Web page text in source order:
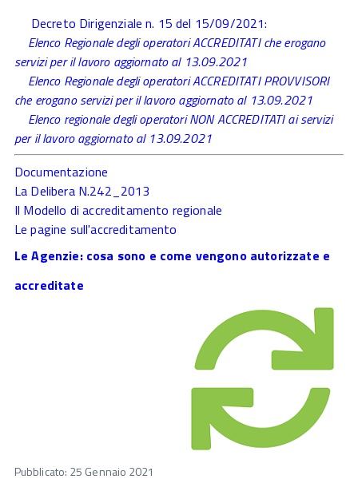
Decreto Dirigenziale n. 15 del 15/09/2021:
Elenco Regionale degli operatori ACCREDITATI che erogano
servizi per il lavoro aggiornato al 13.09.2021
Elenco Regionale degli operatori ACCREDITATI PROVVISORI
che erogano servizi per il lavoro aggiornato al 13.09.2021
Elenco regionale degli operatori NON ACCREDITATI ai servizi
per il lavoro aggiornato al 13.09.2021
Documentazione
La Delibera N.242_2013
Il Modello di accreditamento regionale
Le pagine sull'accreditamento
Le Agenzie: cosa sono e come vengono autorizzate e
accreditate
Pubblicato: 25 Gennaio 2021